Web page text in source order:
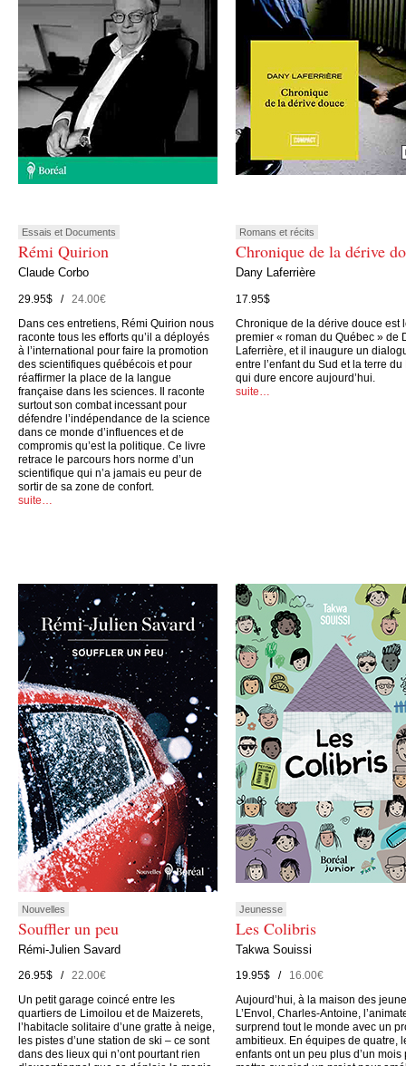
Essais et Documents
Rémi Quirion
Claude Corbo
29.95$ /24.00€
Dans ces entretiens, Rémi Quirion nous
raconte tous les efforts qu’il a déployés
à l’international pour faire la promotion
des scientifiques québécois et pour
réaffirmer la place de la langue
française dans les sciences. Il raconte
surtout son combat incessant pour
défendre l’indépendance de la science
dans ce monde d’influences et de
compromis qu’est la politique. Ce livre
retrace le parcours hors norme d’un
scientifique qui n’a jamais eu peur de
sortir de sa zone de confort.
suite…
Romans et récits
Chronique de la dérive
Dany Laferrière
17.95$
Chronique de la dérive douce est
premier « roman du Québec » de
Laferrière, et il inaugure un
entre l’enfant du Sud et la terre du
qui dure encore aujourd’hui.
suite…
Nouvelles
Souffler un peu
Rémi-Julien Savard
26.95$ /22.00€
Un petit garage coincé entre les
quartiers de Limoilou et de Maizerets,
l’habitacle solitaire d’une gratte à neige,
les pistes d’une station de ski – ce sont
dans des lieux qui n’ont pourtant rien
Jeunesse
Les Colibris
Takwa Souissi
19.95$ /16.00€
Aujourd’hui, à la maison des
L’Envol, Charles-Antoine,
surprend tout le monde avec un
ambitieux. En équipes de quatre,
enfants ont un peu plus d’un mois